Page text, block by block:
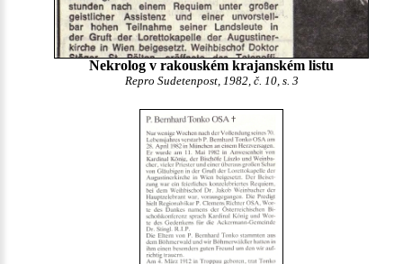
Nekrolog v rakouském krajanském listu
Repro Sudetenpost, 1982, č. 10, s. 3